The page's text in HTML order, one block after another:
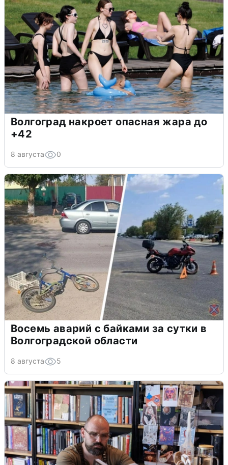
Волгоград накроет опасная жара до
+42
8 августа 0
Восемь аварий с байками за сутки в
Волгоградской области
8 августа 5